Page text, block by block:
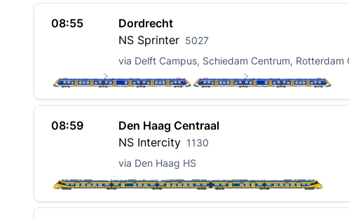
08:55
Dordrecht
NS Sprinter 5027
via Delft Campus, Schiedam Centrum, Rotterdam
08:59
Den Haag Centraal
NS Intercity 1130
via Den Haag HS